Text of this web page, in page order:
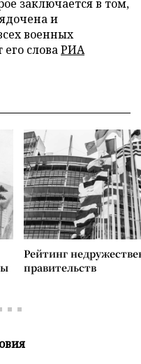
заключается в том,
и
военных
словаРИА
Рейтинг
правительств